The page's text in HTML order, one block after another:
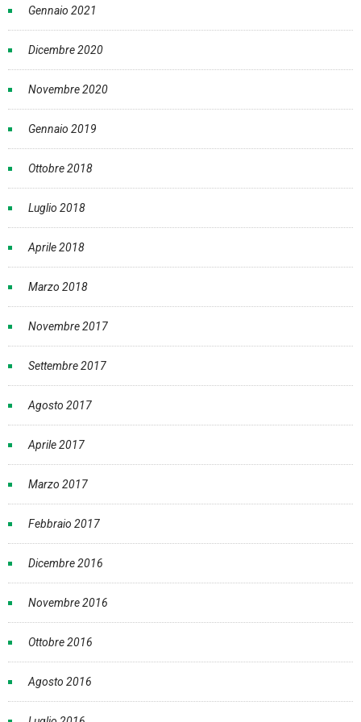
Gennaio 2021
Dicembre 2020
Novembre 2020
Gennaio 2019
Ottobre 2018
Luglio 2018
Aprile 2018
Marzo 2018
Novembre 2017
Settembre 2017
Agosto 2017
Aprile 2017
Marzo 2017
Febbraio 2017
Dicembre 2016
Novembre 2016
Ottobre 2016
Agosto 2016